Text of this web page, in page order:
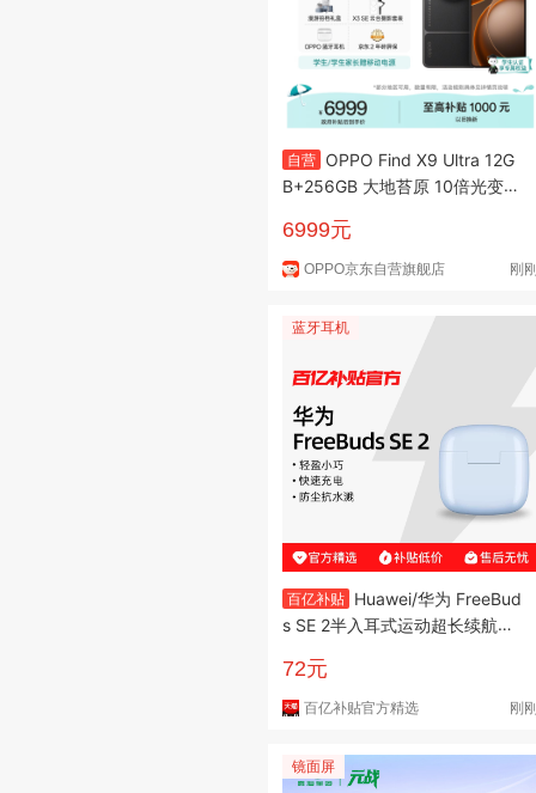
自营
OPPO Find X9 Ultra 12G
B+256GB 大地苔原 10倍光变天
影旗舰手机新机
6999元
OPPO京东自营旗舰店 刚
蓝牙耳机
百亿补贴
Huawei/华为 FreeBud
s SE 2半入耳式运动超长续航无
72元
百亿补贴官方精选 刚
镜面屏